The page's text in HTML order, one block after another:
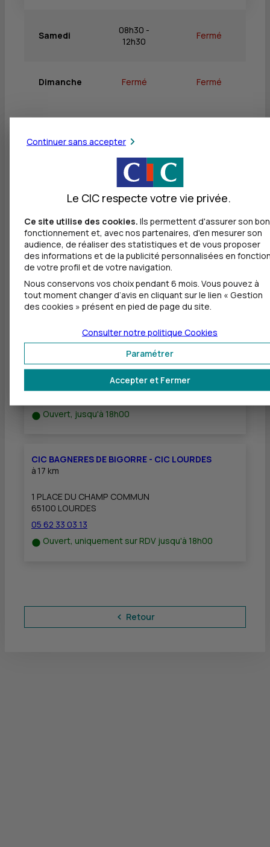
Samedi
08h30 -
12h30
Fermé
Dimanche Fermé Fermé
Services
Retrait de billets EUR
Dépôt de billets EUR
Dépôt de monnaie EUR
Dépôt de chèques EUR
Autres agences les plus proches
CIC TARBES FOCH - CIC TARBES LA GESPE
à1,8 km
6 T RUE MARECHAL FOCH
Ouvert, jusqu'à 18h00
CIC BAGNERES DE BIGORRE - CIC LOURDES
à 17 km
1 PLACE DU CHAMP COMMUN
65100 LOURDES
05 62 33 03 13
Ouvert, uniquement sur RDV jusqu'à 18h00
Retour
Continuer sans accepter
Le CIC respecte votre vie privée.
Ce site utilise des cookies. Ils permettent d'assurer son bon
fonctionnement et, avec nos partenaires, d'en mesurer son
audience, de réaliser des statistiques et de vous proposer
des informations et de la publicité personnalisées en
de votre profil et de votre navigation.
Nous conservons vos choix pendant 6 mois. Vous pouvez à
tout moment changer d’avis en cliquant sur le lien « Gestion
des cookies » présent en pied de page du site.
Accepter et Fermer
Paramétrer
Consulter notre politique Cookies